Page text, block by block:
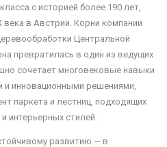
с историей более 190 лет,
века в Австрии. Корни компании
Центральной
превратилась в один из ведущих
сочетает многовековые навыки
и инновационными решениями,
паркета и лестниц, подходящих
интерьерных стилей.
развитию — в